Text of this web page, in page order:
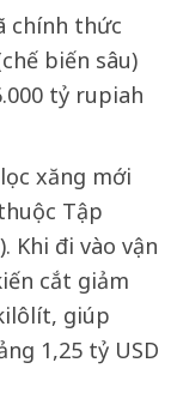
chính thức
biến sâu)
tỷ rupiah
xăng mới
Tập
Khi đi vào vận
cắt giảm
giúp
1,25 tỷ USD